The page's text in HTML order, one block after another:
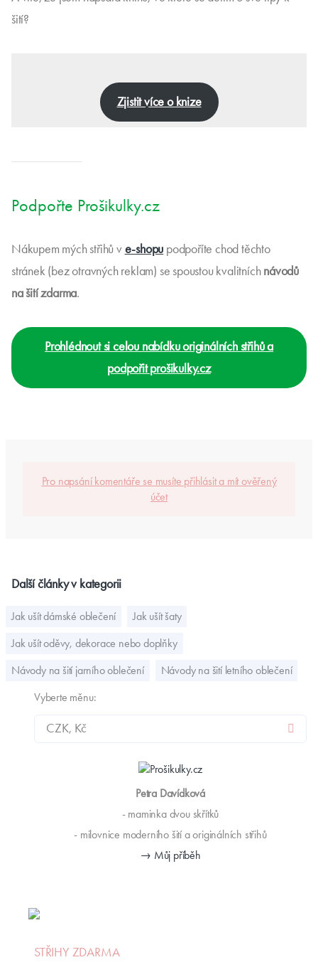
šití?
Zjistit více o knize
Podpořte Prošikulky.cz
Nákupem mých střihů ve-shopu podpoříte chod těchto
stránek (bez otravných reklam) se spoustou kvalitníchnávodů
na šití zdarma.
Prohlédnout si celou nabídku originálních střihů a
podpořit prošikulky.cz
Pro napsání komentáře se musíte přihlásit a mít ověřený
účet
Další články v kategorii
Jak ušít dámské oblečení
Jak ušít šaty
Jak ušít oděvy, dekorace nebo doplňky
Návody na šití jarního oblečení
Návody na šití letního oblečení
Vyberte měnu:
Petra Davídková
- maminka dvou skřítků
- milovnice moderního šití a originálních střihů
→ Můj příběh
STŘIHY ZDARMA